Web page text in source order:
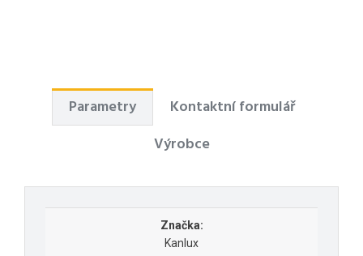
Parametry
Kontaktní formulář
Výrobce
Značka:
Kanlux